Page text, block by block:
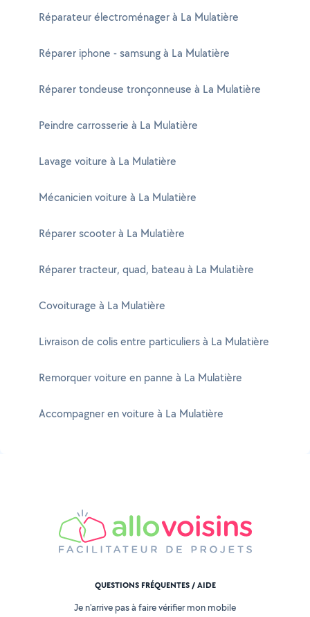
Réparateur électroménager à La Mulatière
Réparer iphone - samsung à La Mulatière
Réparer tondeuse tronçonneuse à La Mulatière
Peindre carrosserie à La Mulatière
Lavage voiture à La Mulatière
Mécanicien voiture à La Mulatière
Réparer scooter à La Mulatière
Réparer tracteur, quad, bateau à La Mulatière
Covoiturage à La Mulatière
Livraison de colis entre particuliers à La Mulatière
Remorquer voiture en panne à La Mulatière
Accompagner en voiture à La Mulatière
QUESTIONS FRÉQUENTES / AIDE
Je n'arrive pas à faire vérifier mon mobile